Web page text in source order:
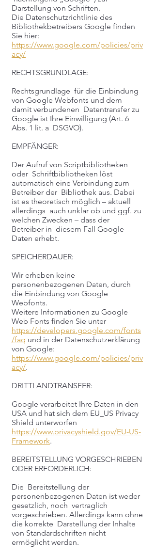
Darstellung von Schriften.
Die Datenschutzrichtlinie des
Bibliothekbetreibers Google finden
Sie hier:
https://www.google.com/policies/priv
acy/
RECHTSGRUNDLAGE:
Rechtsgrundlage für die Einbindung
von Google Webfonts und dem
damit verbundenen Datentransfer zu
Google ist Ihre Einwilligung (Art. 6
Abs. 1 lit. a DSGVO).
EMPFÄNGER:
Der Aufruf von Scriptbibliotheken
oder Schriftbibliotheken löst
automatisch eine Verbindung zum
Betreiber der Bibliothek aus. Dabei
ist es theoretisch möglich – aktuell
allerdings auch unklar ob und ggf. zu
welchen Zwecken – dass der
Betreiber in diesem Fall Google
Daten erhebt.
SPEICHERDAUER:
Wir erheben keine
personenbezogenen Daten, durch
die Einbindung von Google
Webfonts.
Weitere Informationen zu Google
Web Fonts finden Sie unter
https://developers.google.com/fonts
/faq und in der Datenschutzerklärung
von Google:
https://www.google.com/policies/priv
acy/.
DRITTLANDTRANSFER:
Google verarbeitet Ihre Daten in den
USA und hat sich dem EU_US Privacy
Shield unterworfen
https://www.privacyshield.gov/EU-US-
Framework.
BEREITSTELLUNG VORGESCHRIEBEN
ODER ERFORDERLICH:
Die Bereitstellung der
personenbezogenen Daten ist weder
gesetzlich, noch vertraglich
vorgeschrieben. Allerdings kann ohne
die korrekte Darstellung der Inhalte
von Standardschriften nicht
ermöglicht werden.